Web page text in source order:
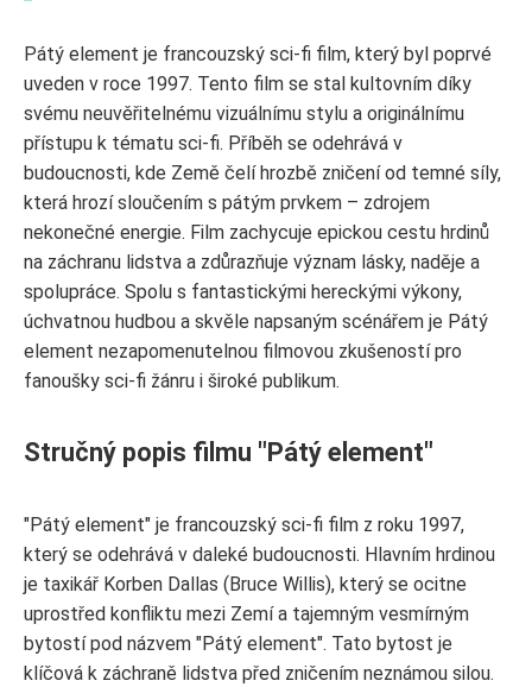
Pátý element je francouzský sci-fi film, který byl poprvé
uveden v roce 1997. Tento film se stal kultovním díky
svému neuvěřitelnému vizuálnímu stylu a originálnímu
přístupu k tématu sci-fi. Příběh se odehrává v
budoucnosti, kde Země čelí hrozbě zničení od temné síly,
která hrozí sloučením s pátým prvkem – zdrojem
nekonečné energie. Film zachycuje epickou cestu hrdinů
na záchranu lidstva a zdůrazňuje význam lásky, naděje a
spolupráce. Spolu s fantastickými hereckými výkony,
úchvatnou hudbou a skvěle napsaným scénářem je Pátý
element nezapomenutelnou filmovou zkušeností pro
fanoušky sci-fi žánru i široké publikum.
Stručný popis filmu "Pátý element"
"Pátý element" je francouzský sci-fi film z roku 1997,
který se odehrává v daleké budoucnosti. Hlavním hrdinou
je taxikář Korben Dallas (Bruce Willis), který se ocitne
uprostřed konfliktu mezi Zemí a tajemným vesmírným
bytostí pod názvem "Pátý element". Tato bytost je
klíčová k záchraně lidstva před zničením neznámou silou.